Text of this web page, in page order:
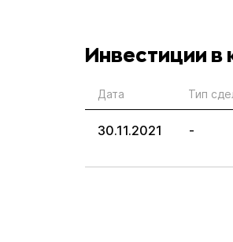
Инвестиции в
Дата Тип
30.11.2021 -